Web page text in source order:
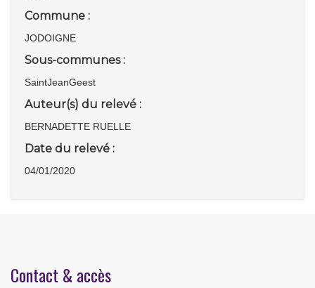
Commune :
JODOIGNE
Sous-communes :
SaintJeanGeest
Auteur(s) du relevé :
BERNADETTE RUELLE
Date du relevé :
04/01/2020
Contact & accès